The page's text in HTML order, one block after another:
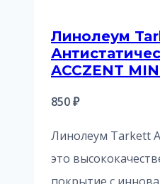
Линолеум
ACCZENT
850₽
Линолеум Tarkett
это